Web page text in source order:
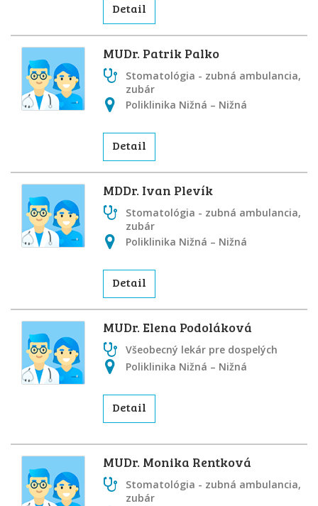
Detail
MUDr. Patrik Palko
Stomatológia - zubná ambulancia,
zubár
Poliklinika Nižná – Nižná
Detail
MDDr. Ivan Plevík
Stomatológia - zubná ambulancia,
zubár
Poliklinika Nižná – Nižná
Detail
MUDr. Elena Podoláková
Všeobecný lekár pre dospelých
Poliklinika Nižná – Nižná
Detail
MUDr. Monika Rentková
Stomatológia - zubná ambulancia,
zubár